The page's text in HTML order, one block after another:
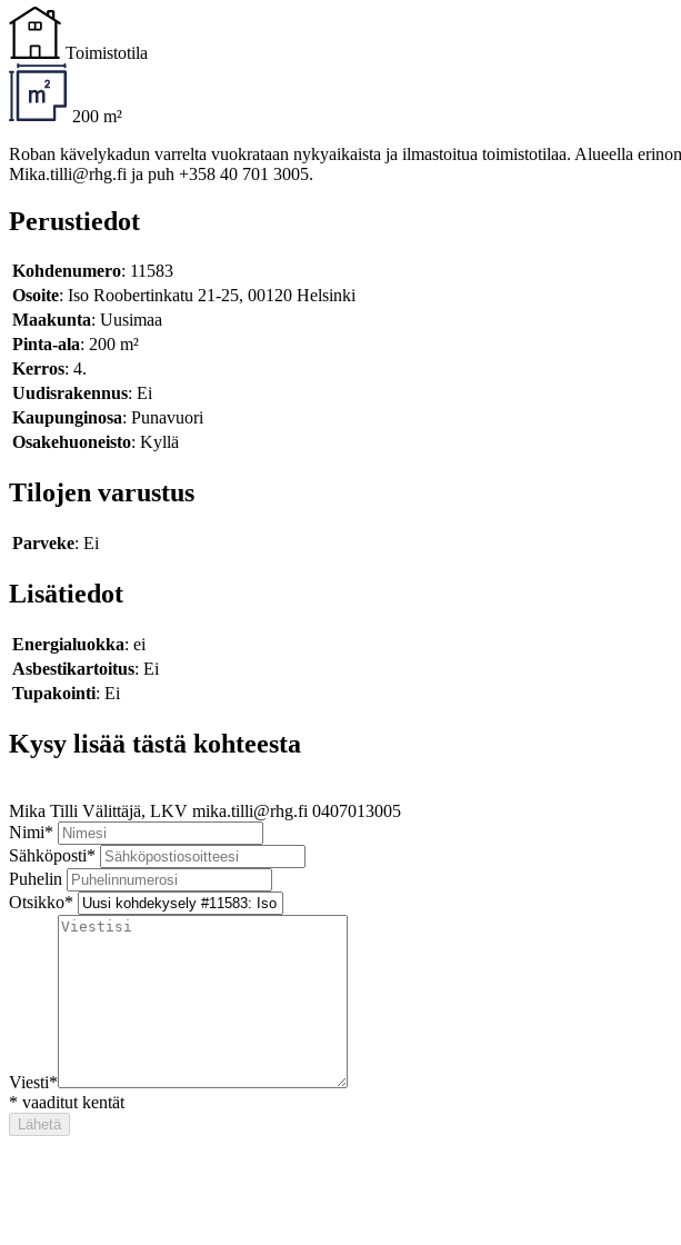
Toimistotila
200 m²
Roban kävelykadun varrelta vuokrataan nykyaikaista ja ilmastoitua toimistotilaa. Alueella
Mika.tilli@rhg.fi ja puh +358 40 701 3005.
Perustiedot
Kohdenumero: 11583
Osoite: Iso Roobertinkatu 21-25, 00120 Helsinki
Maakunta: Uusimaa
Pinta-ala: 200 m²
Kerros: 4.
Uudisrakennus: Ei
Kaupunginosa: Punavuori
Osakehuoneisto: Kyllä
Tilojen varustus
Parveke: Ei
Lisätiedot
Energialuokka: ei
Asbestikartoitus: Ei
Tupakointi: Ei
Kysy lisää tästä kohteesta
Mika Tilli Välittäjä, LKV mika.tilli@rhg.fi 0407013005
Nimi*
Sähköposti*
Puhelin
Otsikko*
Viesti*
* vaaditut kentät